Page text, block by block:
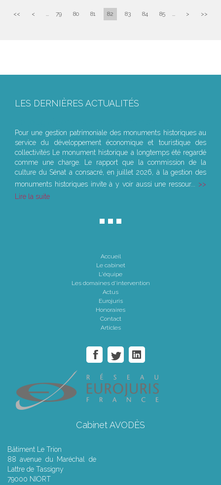
<< < ... 79 80 81 82 83 84 85 ... > >>
LES DERNIÈRES ACTUALITÉS
Pour une gestion patrimoniale des monuments historiques au
service du développement économique et touristique des
collectivités Le monument historique a longtemps été regardé
comme une charge. Le rapport que la commission de la
culture du Sénat a consacré, en juillet 2026, à la gestion des
monuments historiques invite à y voir aussi une ressour...
Lire la suite
Accueil
Le cabinet
L'équipe
Les domaines d'intervention
Actus
Eurojuris
Honoraires
Contact
Articles
Cabinet AVODÈS
Bâtiment Le Trion
88 avenue du Maréchal de
Lattre de Tassigny
79000 NIORT